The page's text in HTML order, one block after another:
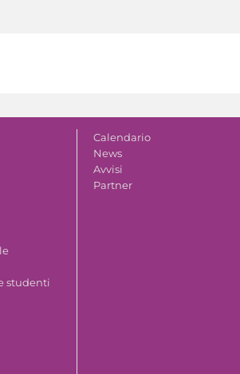
studenti
Calendario
News
Avvisi
Partner